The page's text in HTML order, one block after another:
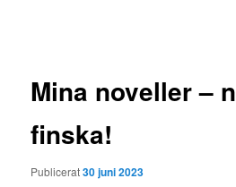
Mina noveller –
finska!
Publicerat30 juni 2023